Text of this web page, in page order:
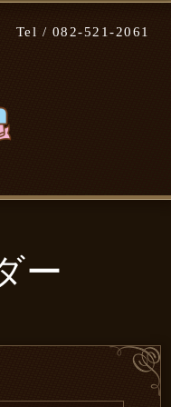
Tel / 082-521-2061
ー